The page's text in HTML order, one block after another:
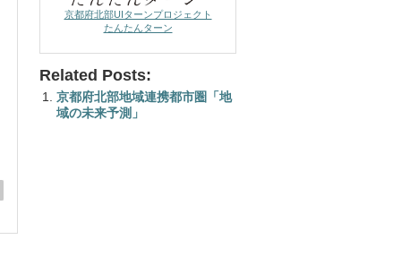
京都府北部UIターンプロジェクト
たんたんターン
Related Posts:
京都府北部地域連携都市圏「地
域の未来予測」